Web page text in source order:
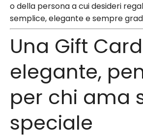
o della persona a cui desideri
semplice, elegante e sempre
Una Gift Card
elegante,
per chi ama
speciale